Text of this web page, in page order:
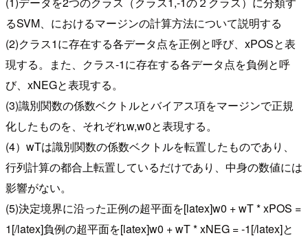
るSVM、におけるマージンの計算方法について説明する
(2)クラス1に存在する各データ点を正例と呼び、xPOSと表
現する。また、クラス-1に存在する各データ点を負例と呼
び、xNEGと表現する。
(3)識別関数の係数ベクトルとバイアス項をマージンで正規
化したものを、それぞれw,w0と表現する。
(4）wTは識別関数の係数ベクトルを転置したものであり、
行列計算の都合上転置しているだけであり、中身の数値には
影響がない。
(5)決定境界に沿った正例の超平面を[latex]w0 + wT * xPOS =
1[/latex]負例の超平面を[latex]w0 + wT * xNEG = -1[/latex]と